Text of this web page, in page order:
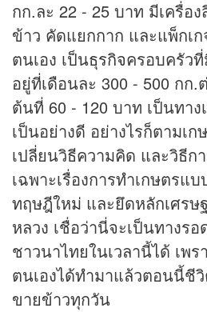
กก.ละ 22 - 25 บาท มีเครื่อ
ข้าว คัดแยกกาก และแพ็กเ
ตนเอง เป็นธุรกิจครอบครัว
อยู่ที่เดือนละ 300 - 500 กก.
ต้นที่ 60 - 120 บาท เป็นทา
เป็นอย่างดี อย่างไรก็ตามเ
เปลี่ยนวิธีความคิด และวิธีก
เฉพาะเรื่องการทำเกษตรแ
ทฤษฎีใหม่ และยึดหลักเศรษ
หลวง เชื่อว่านี่จะเป็นทางร
ชาวนาไทยในเวลานี้ได้ เพ
ตนเองได้ทำมาแล้วตอนนี้ชี
ขายข้าวทุกวัน